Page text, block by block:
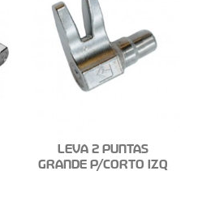
LEVA 2 PUNTAS
GRANDE P/CORTO IZQ